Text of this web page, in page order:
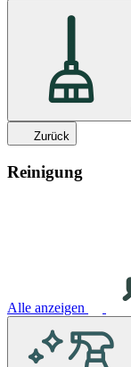
Zurück
Reinigung
Alle anzeigen